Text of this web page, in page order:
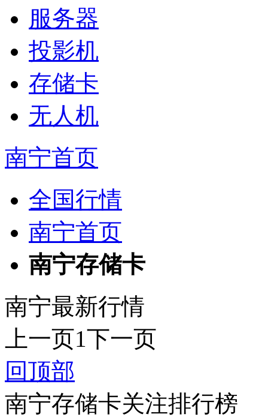
服务器
投影机
存储卡
无人机
南宁首页
全国行情
南宁首页
南宁存储卡
南宁最新行情
上一页1下一页
回顶部
南宁存储卡关注排行榜